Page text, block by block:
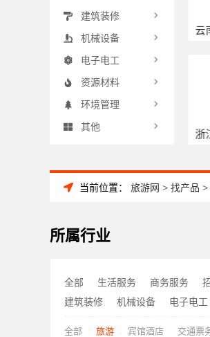
建筑装修
机械设备
电子电工
资源材料
环境管理
其他
当前位置： 旅游网 > 找产品 >
所属行业
全部 生活服务 商务服务
建筑装修
机械设备 电子电工
全部 旅游 宾馆酒店 交通票